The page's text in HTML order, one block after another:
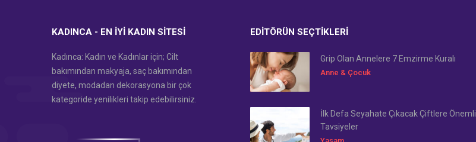
KADINCA - EN İYI KADIN SITESI
Kadınca: Kadın ve Kadınlar için; Cilt
bakımından makyaja, saç bakımından
diyete, modadan dekorasyona bir çok
kategoride yenilikleri takip edebilirsiniz.
EDITÖRÜN SEÇTIKLERI
Grip Olan Annelere 7 Emzirme Kuralı
Anne & Çocuk
İlk Defa Seyahate Çıkacak Çiftlere Önemli
Tavsiyeler
Yaşam